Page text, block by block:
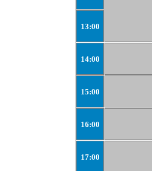
13:00
14:00
15:00
16:00
17:00